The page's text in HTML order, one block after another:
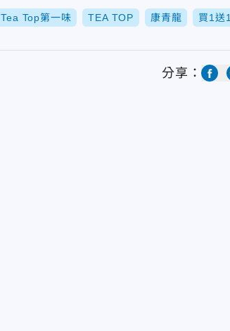
Tea Top第一味 TEA TOP 康青龍 買1送1
分享：